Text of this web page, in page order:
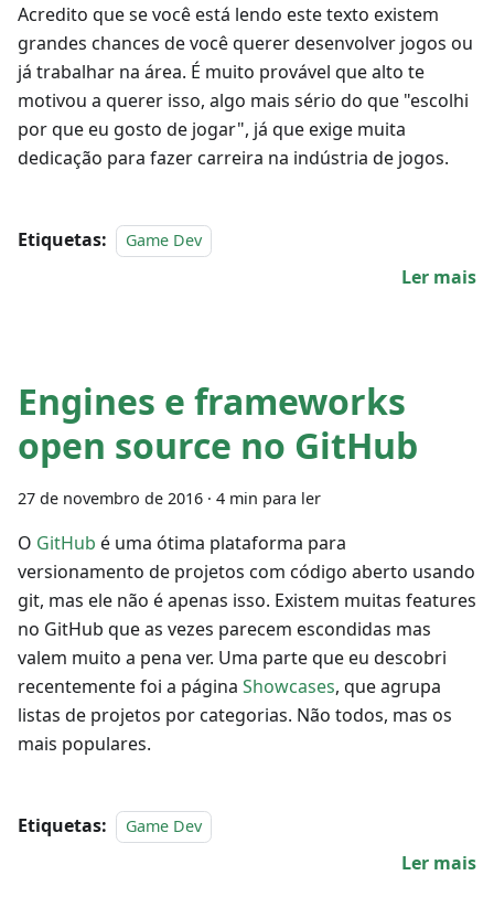
Acredito que se você está lendo este texto existem
grandes chances de você querer desenvolver jogos ou
já trabalhar na área. É muito provável que alto te
motivou a querer isso, algo mais sério do que "escolhi
por que eu gosto de jogar", já que exige muita
dedicação para fazer carreira na indústria de jogos.
Etiquetas: Game Dev
Ler mais
Engines e frameworks
open source no GitHub
27 de novembro de 2016 · 4 min para ler
O GitHub é uma ótima plataforma para
versionamento de projetos com código aberto usando
git, mas ele não é apenas isso. Existem muitas features
no GitHub que as vezes parecem escondidas mas
valem muito a pena ver. Uma parte que eu descobri
recentemente foi a página Showcases, que agrupa
listas de projetos por categorias. Não todos, mas os
mais populares.
Etiquetas: Game Dev
Ler mais